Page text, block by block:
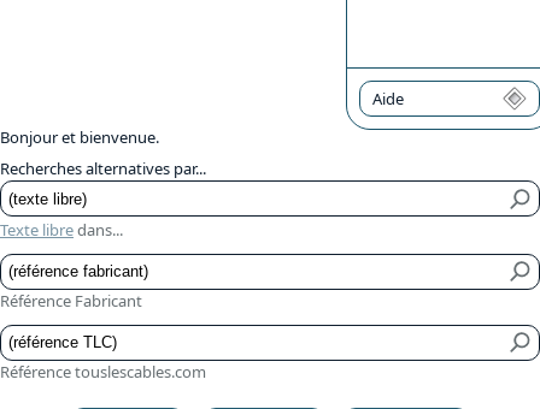
Aide
Bonjour et bienvenue.
Recherches alternatives par...
Texte libredans...
Référence Fabricant
Référence touslescables.com